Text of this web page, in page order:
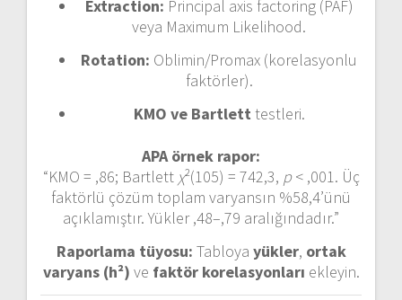
Extraction: Principal axis factoring (PAF)
veya Maximum Likelihood.
Rotation: Oblimin/Promax (korelasyonlu
faktörler).
KMO ve Bartlett testleri.
APA örnek rapor:
“KMO = ,86; Bartlett χ²(105) = 742,3, p< ,001. Üç
faktörlü çözüm toplam varyansın %58,4’ünü
açıklamıştır. Yükler ,48–,79 aralığındadır.”
Raporlama tüyosu: Tabloya yükler, ortak
varyans (h²) ve faktör korelasyonları ekleyin.